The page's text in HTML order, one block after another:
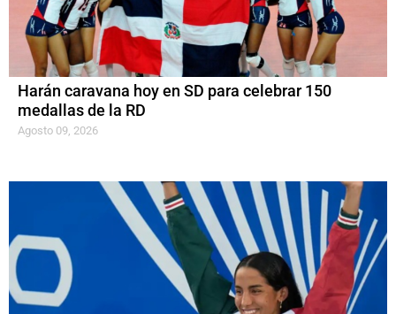
Harán caravana hoy en SD para celebrar 150
medallas de la RD
Agosto 09, 2026